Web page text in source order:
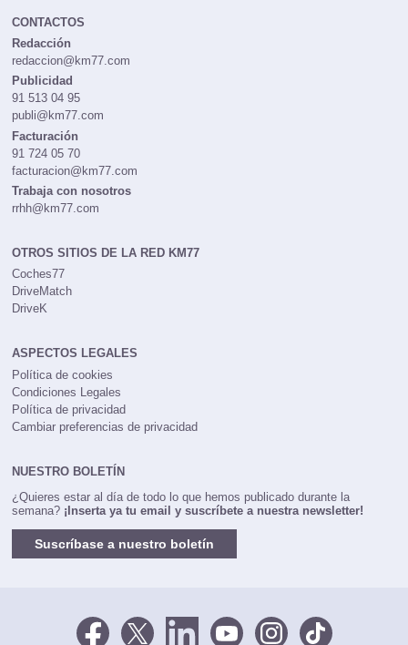
CONTACTOS
Redacción
redaccion@km77.com
Publicidad
91 513 04 95
publi@km77.com
Facturación
91 724 05 70
facturacion@km77.com
Trabaja con nosotros
rrhh@km77.com
OTROS SITIOS DE LA RED KM77
Coches77
DriveMatch
DriveK
ASPECTOS LEGALES
Política de cookies
Condiciones Legales
Política de privacidad
Cambiar preferencias de privacidad
NUESTRO BOLETÍN
¿Quieres estar al día de todo lo que hemos publicado durante la
semana? ¡Inserta ya tu email y suscríbete a nuestra newsletter!
Suscríbase a nuestro boletín